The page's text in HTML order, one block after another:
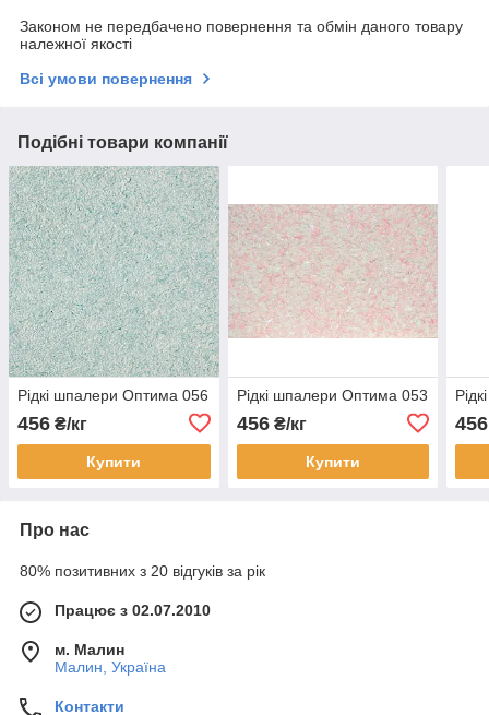
Законом не передбачено повернення та обмін даного товару
належної якості
Всі умови повернення
Подібні товари компанії
Рідкі шпалери Оптима 056
456 ₴/кг
Купити
Рідкі шпалери Оптима 053
456₴/кг
Купити
456
Про нас
80% позитивних з 20 відгуків за рік
Працює з 02.07.2010
м. Малин
Малин, Україна
Контакти